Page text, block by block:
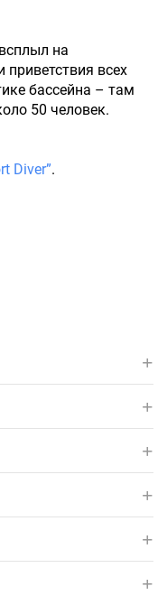
на
всех
бассейна – там
50 человек.
Diver”.